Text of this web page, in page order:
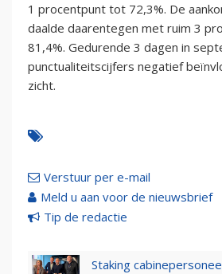
1 procentpunt tot 72,3%. De
daalde daarentegen met ruim 3
81,4%. Gedurende 3 dagen in
punctualiteitscijfers negatief
zicht.
Verstuur per e-mail
Meld u aan voor de nieuwsbrief
Tip de redactie
Staking